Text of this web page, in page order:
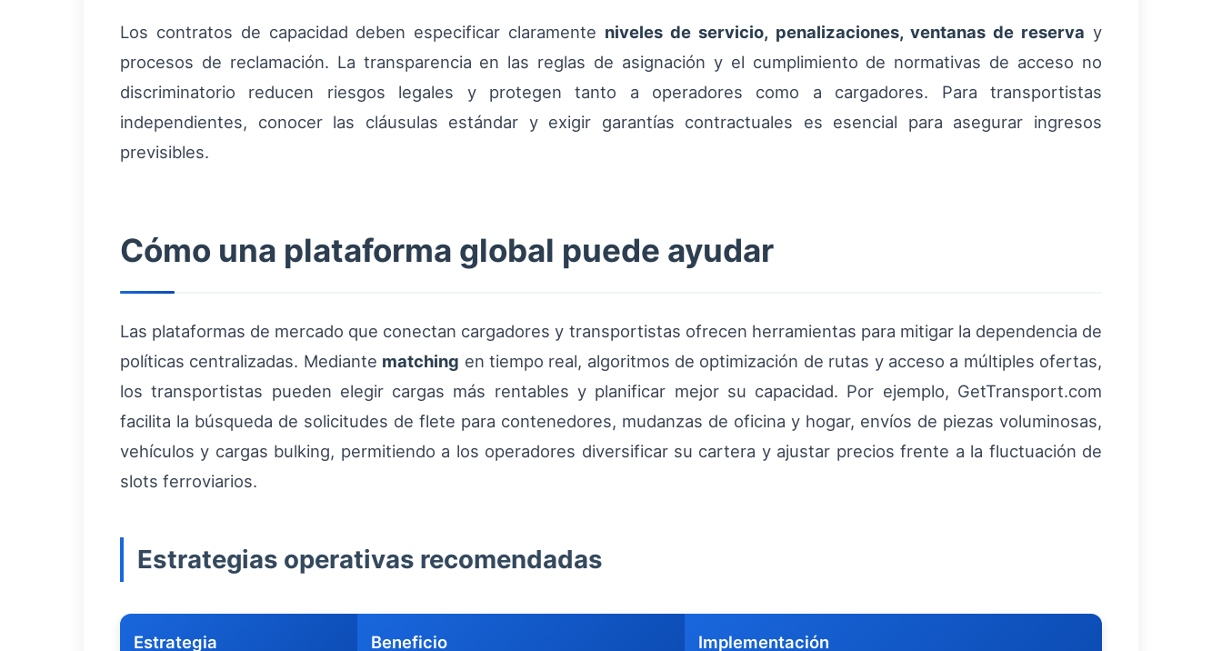
Los contratos de capacidad deben especificar claramente niveles de servicio, penalizaciones, ventanas de reserva y
procesos de reclamación. La transparencia en las reglas de asignación y el cumplimiento de normativas de acceso no
discriminatorio reducen riesgos legales y protegen tanto a operadores como a cargadores. Para transportistas
independientes, conocer las cláusulas estándar y exigir garantías contractuales es esencial para asegurar ingresos
previsibles.
Cómo una plataforma global puede ayudar
Las plataformas de mercado que conectan cargadores y transportistas ofrecen herramientas para mitigar la dependencia de
políticas centralizadas. Mediante matching en tiempo real, algoritmos de optimización de rutas y acceso a múltiples ofertas,
los transportistas pueden elegir cargas más rentables y planificar mejor su capacidad. Por ejemplo, GetTransport.com
facilita la búsqueda de solicitudes de flete para contenedores, mudanzas de oficina y hogar, envíos de piezas voluminosas,
vehículos y cargas bulking, permitiendo a los operadores diversificar su cartera y ajustar precios frente a la fluctuación de
slots ferroviarios.
Estrategias operativas recomendadas
Estrategia Beneficio Implementación